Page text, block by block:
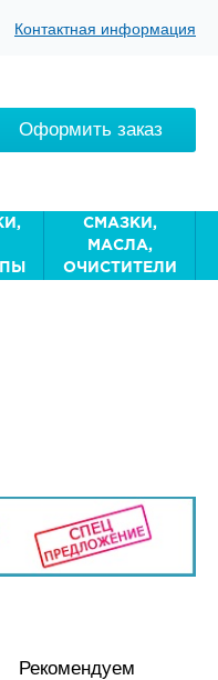
Контактная информация
Оформить заказ
СМАЗКИ,
МАСЛА,
ОЧИСТИТЕЛИ
Рекомендуем